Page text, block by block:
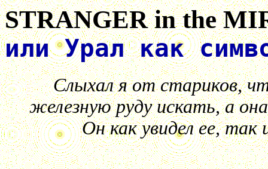
STRANGER in the
или Урал как
Слыхал я от стариков,
железную руду искать, а
Он как увидел ее,